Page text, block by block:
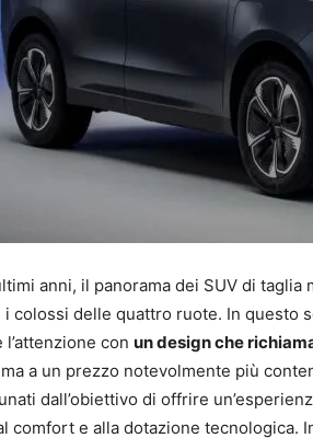
anni, il panorama dei SUV di
i colossi delle quattro ruote. In questo
l’attenzione con un design che
ma a un prezzo notevolmente più
dall’obiettivo di offrire
comfort e alla dotazione tecnologica.